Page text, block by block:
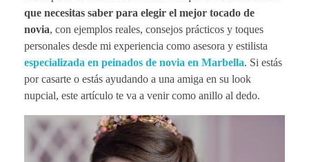
que necesitas saber para elegir el mejor tocado de
novia, con ejemplos reales, consejos prácticos y toques
personales desde mi experiencia como asesora y estilista
especializada en peinados de novia en Marbella. Si estás
por casarte o estás ayudando a una amiga en su look
nupcial, este artículo te va a venir como anillo al dedo.